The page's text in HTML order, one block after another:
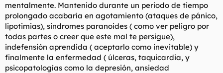
mentalmente. Mantenido durante un periodo de tiempo
prolongado acabaría en agotamiento (ataques de pánico,
lipotimias), sindromes paranoides ( como ver peligro por
todas partes o creer que este mal te persigue),
indefensión aprendida ( aceptarlo como inevitable) y
finalmente la enfermedad ( úlceras, taquicardia, y
psicopatologías como la depresión, ansiedad